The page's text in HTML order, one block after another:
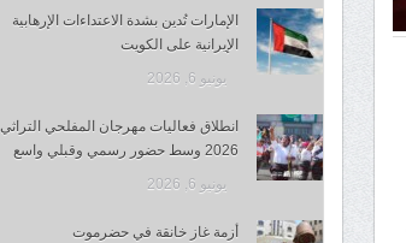
الإمارات تُدين بشدة الاعتداءات الإرهابية
الإيرانية على الكويت
يونيو 6, 2026
انطلاق فعاليات مهرجان المفلحي التراثي
2026 وسط حضور رسمي وقبلي واسع
يونيو 6, 2026
أزمة غاز خانقة في حضرموت